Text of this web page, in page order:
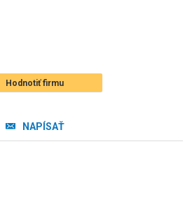
Hodnotiť firmu
NAPÍSAŤ